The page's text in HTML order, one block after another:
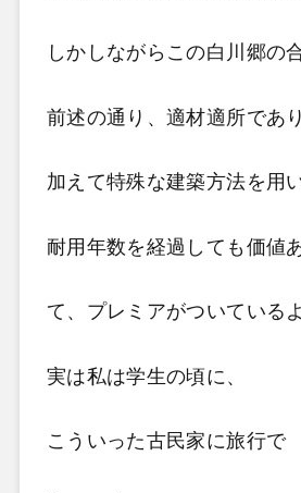
しかしながらこの白川郷の
前述の通り、適材適所であ
加えて特殊な建築方法を用
耐用年数を経過しても価値
て、プレミアがついている
実は私は学生の頃に、
こういった古民家に旅行で